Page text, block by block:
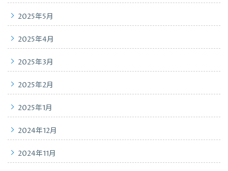
2025年5月
2025年4月
2025年3月
2025年2月
2025年1月
2024年12月
2024年11月